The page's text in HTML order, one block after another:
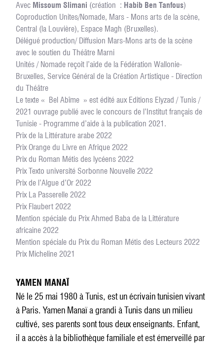
Avec Missoum Slimani (création : Habib Ben Tanfous)
Coproduction Unites/Nomade, Mars - Mons arts de la scène,
Central (la Louvière), Espace Magh (Bruxelles).
Délégué production/ Diffusion Mars-Mons arts de la scène
avec le soutien du Théâtre Marni
Unités / Nomade reçoit l’aide de la Fédération Wallonie-
Bruxelles, Service Général de la Création Artistique - Direction
du Théâtre
Le texte « Bel Abîme » est édité aux Editions Elyzad / Tunis /
2021 ouvrage publié avec le concours de l’Institut français de
Tunisie - Programme d’aide à la publication 2021.
Prix de la Littérature arabe 2022
Prix Orange du Livre en Afrique 2022
Prix du Roman Métis des lycéens 2022
Prix Texto université Sorbonne Nouvelle 2022
Prix de l’Algue d’Or 2022
Prix La Passerelle 2022
Prix Flaubert 2022
Mention spéciale du Prix Ahmed Baba de la Littérature
africaine 2022
Mention spéciale du Prix du Roman Métis des Lecteurs 2022
Prix Micheline 2021
YAMEN MANAÏ
Né le 25 mai 1980 à Tunis, est un écrivain tunisien vivant
à Paris. Yamen Manaï a grandi à Tunis dans un milieu
cultivé, ses parents sont tous deux enseignants. Enfant,
il a accès à la bibliothèque familiale et est émerveillé par